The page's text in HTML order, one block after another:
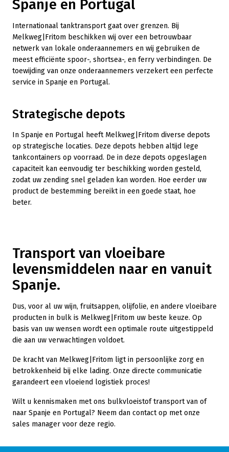
Spanje en Portugal
Internationaal tanktransport gaat over grenzen. Bij
Melkweg|Fritom beschikken wij over een betrouwbaar
netwerk van lokale onderaannemers en wij gebruiken de
meest efficiënte spoor-, shortsea-, en ferry verbindingen. De
toewijding van onze onderaannemers verzekert een perfecte
service in Spanje en Portugal.
Strategische depots
In Spanje en Portugal heeft Melkweg|Fritom diverse depots
op strategische locaties. Deze depots hebben altijd lege
tankcontainers op voorraad. De in deze depots opgeslagen
capaciteit kan eenvoudig ter beschikking worden gesteld,
zodat uw zending snel geladen kan worden. Hoe eerder uw
product de bestemming bereikt in een goede staat, hoe
beter.
Transport van vloeibare
levensmiddelen naar en vanuit
Spanje.
Dus, voor al uw wijn, fruitsappen, olijfolie, en andere vloeibare
producten in bulk is Melkweg|Fritom uw beste keuze. Op
basis van uw wensen wordt een optimale route uitgestippeld
die aan uw verwachtingen voldoet.
De kracht van Melkweg|Fritom ligt in persoonlijke zorg en
betrokkenheid bij elke lading. Onze directe communicatie
garandeert een vloeiend logistiek proces!
Wilt u kennismaken met ons bulkvloeistof transport van of
naar Spanje en Portugal? Neem dan contact op met onze
sales manager voor deze regio.